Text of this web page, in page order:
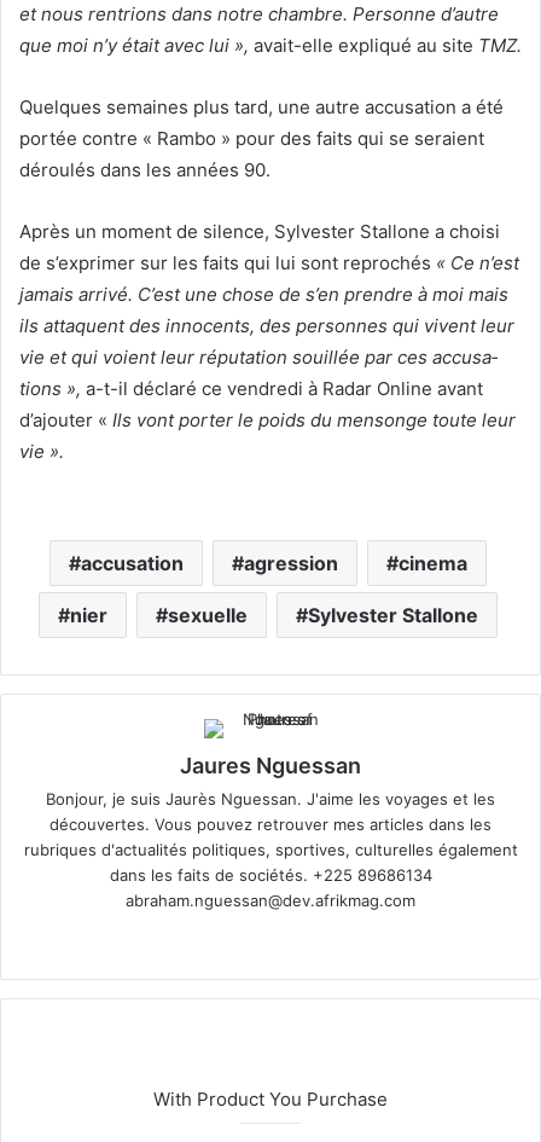
et nous rentrions dans notre chambre. Personne d’autre
que moi n’y était avec lui », avait-elle expliqué au site TMZ.
Quelques semaines plus tard, une autre accusation a été
portée contre « Rambo » pour des faits qui se seraient
déroulés dans les années 90.
Après un moment de silence, Sylvester Stallone a choisi
de s’exprimer sur les faits qui lui sont reprochés « Ce n’est
jamais arrivé. C’est une chose de s’en prendre à moi mais
ils attaquent des inno­cents, des personnes qui vivent leur
vie et qui voient leur répu­ta­tion souillée par ces accu­sa­
tions », a-t-il déclaré ce vendredi à Radar Online avant
d’ajouter « Ils vont porter le poids du mensonge toute leur
vie ».
accusation agression cinema
nier sexuelle Sylvester Stallone
Jaures Nguessan
Bonjour, je suis Jaurès Nguessan. J'aime les voyages et les
découvertes. Vous pouvez retrouver mes articles dans les
rubriques d'actualités politiques, sportives, culturelles également
dans les faits de sociétés. +225 89686134
abraham.nguessan@dev.afrikmag.com
te
With Product You Purchase